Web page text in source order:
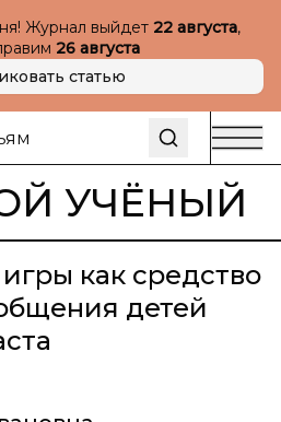
Журнал выйдет 22 августа,
26 августа
статью
УЧЁНЫЙ
как средство
детей